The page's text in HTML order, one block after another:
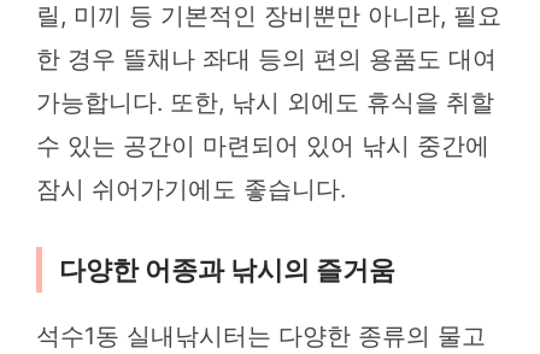
릴, 미끼 등 기본적인 장비뿐만 아니라, 필요
한 경우 뜰채나 좌대 등의 편의 용품도 대여
가능합니다. 또한, 낚시 외에도 휴식을 취할
수 있는 공간이 마련되어 있어 낚시 중간에
잠시 쉬어가기에도 좋습니다.
다양한 어종과 낚시의 즐거움
석수1동 실내낚시터는 다양한 종류의 물고